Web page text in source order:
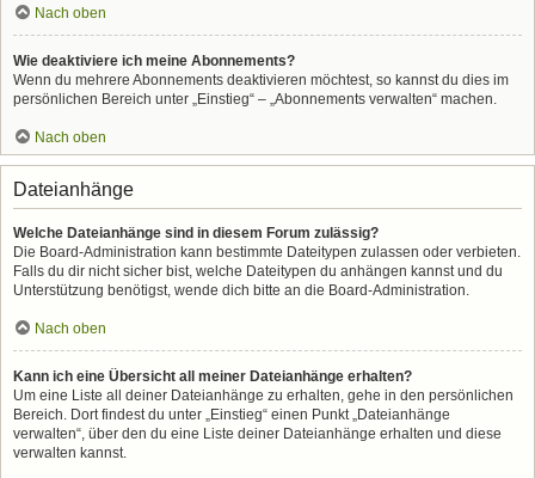
Nach oben
Wie deaktiviere ich meine Abonnements?
Wenn du mehrere Abonnements deaktivieren möchtest, so kannst du dies im
persönlichen Bereich unter „Einstieg“ – „Abonnements verwalten“ machen.
Nach oben
Dateianhänge
Welche Dateianhänge sind in diesem Forum zulässig?
Die Board-Administration kann bestimmte Dateitypen zulassen oder verbieten.
Falls du dir nicht sicher bist, welche Dateitypen du anhängen kannst und du
Unterstützung benötigst, wende dich bitte an die Board-Administration.
Nach oben
Kann ich eine Übersicht all meiner Dateianhänge erhalten?
Um eine Liste all deiner Dateianhänge zu erhalten, gehe in den persönlichen
Bereich. Dort findest du unter „Einstieg“ einen Punkt „Dateianhänge
verwalten“, über den du eine Liste deiner Dateianhänge erhalten und diese
verwalten kannst.